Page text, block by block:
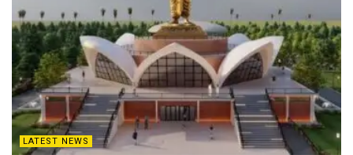
LATEST NEWS